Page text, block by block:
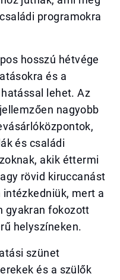
programokra
hosszú hétvége
és a
lehet. Az
nagyobb
és családi
akik éttermi
rövid kiruccanást
mert a
gyakran fokozott
helyszíneken.
szünet
és a szülők